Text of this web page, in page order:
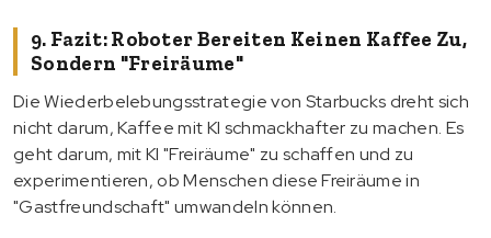
9. Fazit: Roboter Bereiten Keinen Kaffee Zu,
Sondern "Freiräume"
Die Wiederbelebungsstrategie von Starbucks dreht sich
nicht darum, Kaffee mit KI schmackhafter zu machen. Es
geht darum, mit KI "Freiräume" zu schaffen und zu
experimentieren, ob Menschen diese Freiräume in
"Gastfreundschaft" umwandeln können.